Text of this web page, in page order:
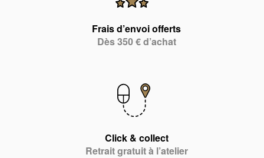
Frais d’envoi offerts
Dès 350 € d’achat
Click & collect
Retrait gratuit à l’atelier